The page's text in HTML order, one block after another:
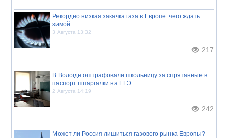
Рекордно низкая закачка газа в Европе: чего ждать
зимой
3 Августа 13:32
217
В Вологде оштрафовали школьницу за спрятанные в
паспорт шпаргалки на ЕГЭ
2 Августа 14:19
242
Может ли Россия лишиться газового рынка Европы?